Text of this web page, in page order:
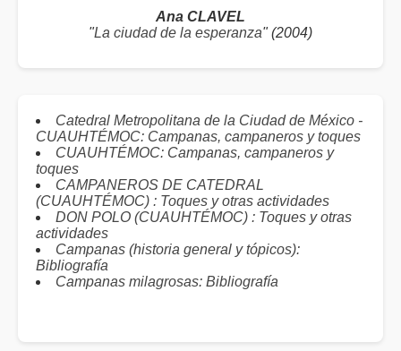
Ana CLAVEL
"La ciudad de la esperanza" (2004)
Catedral Metropolitana de la Ciudad de México -
CUAUHTÉMOC: Campanas, campaneros y toques
CUAUHTÉMOC: Campanas, campaneros y
toques
CAMPANEROS DE CATEDRAL
(CUAUHTÉMOC) : Toques y otras actividades
DON POLO (CUAUHTÉMOC) : Toques y otras
actividades
Campanas (historia general y tópicos):
Bibliografía
Campanas milagrosas: Bibliografía